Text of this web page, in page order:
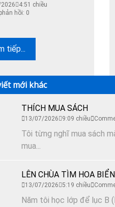
4:51 chiều
hồi: 0
tiếp...
mới khác
THÍCH MUA SÁCH
13/07/2026 9:09 chiều
Tôi từng nghĩ mua sách
mua...
LÊN CHÙA TÌM HOA BIỂN
13/07/2026 5:19 chiều
Năm tôi học lớp để lục B